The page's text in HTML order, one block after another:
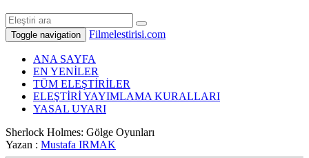
Toggle navigation Filmelestirisi.com
ANA SAYFA
EN YENİLER
TÜM ELEŞTİRİLER
ELEŞTİRİ YAYIMLAMA KURALLARI
YASAL UYARI
Sherlock Holmes: Gölge Oyunları
Yazan : Mustafa IRMAK